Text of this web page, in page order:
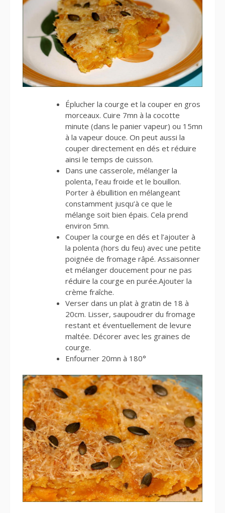
Éplucher la courge et la couper en gros
morceaux. Cuire 7mn à la cocotte
minute (dans le panier vapeur) ou 15mn
à la vapeur douce. On peut aussi la
couper directement en dés et réduire
ainsi le temps de cuisson.
Dans une casserole, mélanger la
polenta, l’eau froide et le bouillon.
Porter à ébullition en mélangeant
constamment jusqu’à ce que le
mélange soit bien épais. Cela prend
environ 5mn.
Couper la courge en dés et l’ajouter à
la polenta (hors du feu) avec une petite
poignée de fromage râpé. Assaisonner
et mélanger doucement pour ne pas
réduire la courge en purée.Ajouter la
crème fraîche.
Verser dans un plat à gratin de 18 à
20cm. Lisser, saupoudrer du fromage
restant et éventuellement de levure
maltée. Décorer avec les graines de
courge.
Enfourner 20mn à 180°